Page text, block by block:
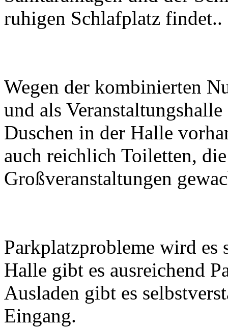
ruhigen Schlafplatz findet..
Wegen der kombinierten
und als
Duschen in der Halle
auch reichlich Toiletten,
Großveranstaltungen
Parkplatzprobleme wird
Halle gibt es ausreichend
Ausladen gibt es
Eingang.